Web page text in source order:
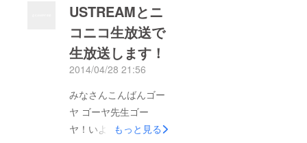
イベントを終えること
ができました。 特に
小さなお子様連れのお
客様がとても多く、
い」に包まれたことが
私どもにとっては一番
の収穫であったと思い
USTREAMとニ
コニコ生放送で
生放送します！
2014/04/28 21:56
みなさんこんばんゴー
ヤ ゴーヤ先生ゴー
ヤ！いよいよイベント
もっと見る